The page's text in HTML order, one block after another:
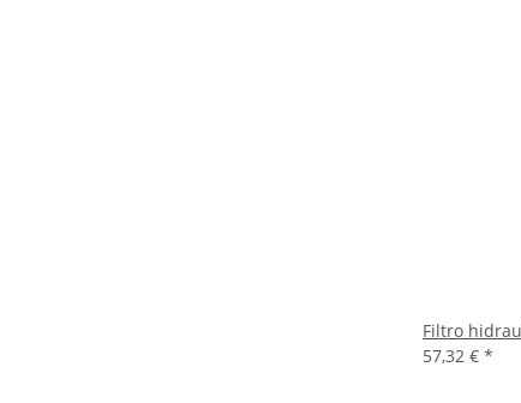
Filtro
57,32 € *